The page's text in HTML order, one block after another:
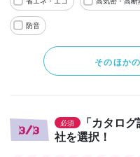
防音
そのほか
3/3
必須
「カタロ
社を選択！